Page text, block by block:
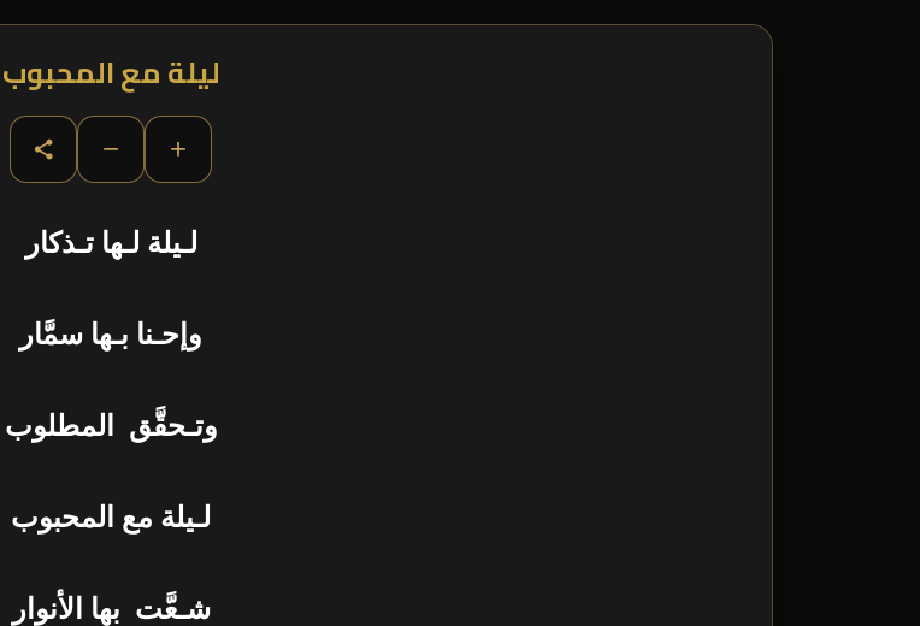
ليلة مع المحبوب
+
−
لـيلة لـها تـذكار
وإحـنا بـها سمَّار
وتـحقَّق المطلوب
لـيلة مع المحبوب
شـعَّت بها الأنوار